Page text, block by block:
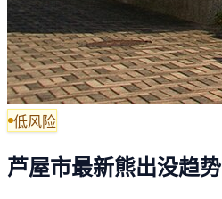
低风险
芦屋市最新熊出没趋势